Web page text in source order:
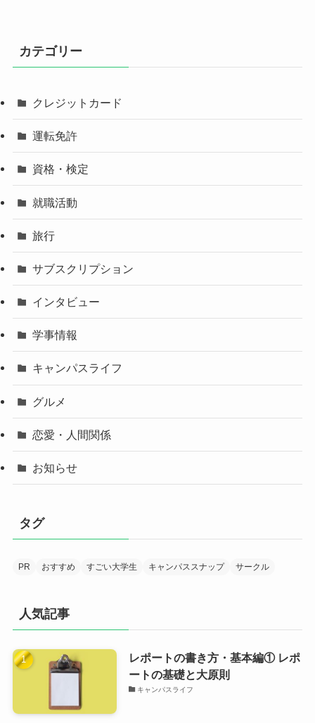
カテゴリー
クレジットカード
運転免許
資格・検定
就職活動
旅行
サブスクリプション
インタビュー
学事情報
キャンパスライフ
グルメ
恋愛・人間関係
お知らせ
タグ
PR おすすめ すごい大学生 キャンパススナップ サークル
人気記事
レポートの書き方・基本編① レポ
ートの基礎と大原則
キャンパスライフ